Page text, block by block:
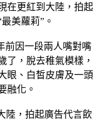
在更紅到大陸，拍起
美蘿莉”。
前因一段兩人嘴對嘴
了，脫去稚氣模樣，
眼、白皙皮膚及一頭
融化。
陸，拍起廣告代言飲